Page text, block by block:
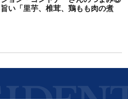
い「里芋、椎茸、鶏もも肉の煮